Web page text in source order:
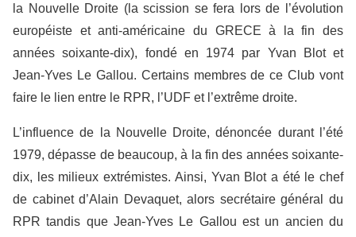
la Nouvelle Droite (la scission se fera lors de l’évolution
européiste et anti-américaine du GRECE à la fin des
années soixante-dix), fondé en 1974 par Yvan Blot et
Jean-Yves Le Gallou. Certains membres de ce Club vont
faire le lien entre le RPR, l’UDF et l’extrême droite.
L’influence de la Nouvelle Droite, dénoncée durant l’été
1979, dépasse de beaucoup, à la fin des années soixante-
dix, les milieux extrémistes. Ainsi, Yvan Blot a été le chef
de cabinet d’Alain Devaquet, alors secrétaire général du
RPR tandis que Jean-Yves Le Gallou est un ancien du